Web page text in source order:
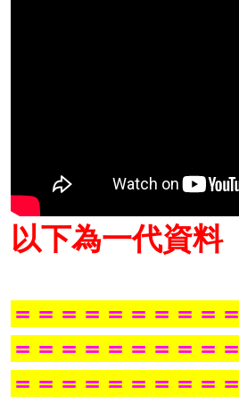
以下為一代資料
＝＝＝＝＝＝＝＝＝
＝＝＝＝＝＝＝＝＝
＝＝＝＝＝＝＝＝＝